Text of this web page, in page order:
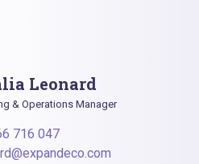
Leonard
& Operations Manager
716 047